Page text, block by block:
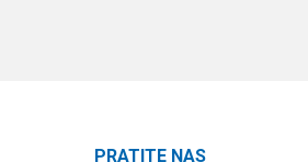
PRATITE NAS